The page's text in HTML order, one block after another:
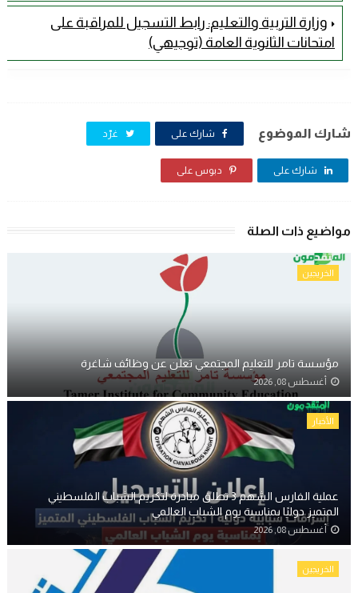
وزارة التربية والتعليم: رابط التسجيل للمراقبة على
امتحانات الثانوية العامة (توجيهي)
شارك الموضوع شارك على غرّد
شارك على دبوس على
مواضيع ذات الصلة
الخريجين
مؤسسة تامر للتعليم المجتمعي تعلن عن وظائف شاغرة
أغسطس 08, 2026
الأخبار
عملية الفارس الشهم 3 تطلق مبادرة لتكريم الشباب الفلسطيني
المتميز دوليًا بمناسبة يوم الشباب العالمي
أغسطس 08, 2026
الخريجين